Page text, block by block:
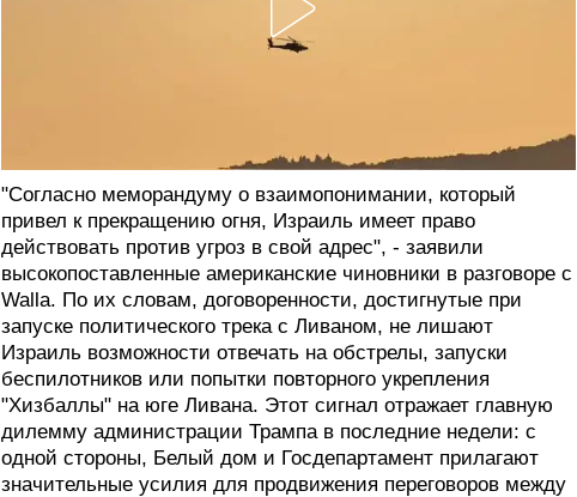
"Согласно меморандуму о взаимопонимании, который
привел к прекращению огня, Израиль имеет право
действовать против угроз в свой адрес", - заявили
высокопоставленные американские чиновники в разговоре с
Walla. По их словам, договоренности, достигнутые при
запуске политического трека с Ливаном, не лишают
Израиль возможности отвечать на обстрелы, запуски
беспилотников или попытки повторного укрепления
"Хизбаллы" на юге Ливана. Этот сигнал отражает главную
дилемму администрации Трампа в последние недели: с
одной стороны, Белый дом и Госдепартамент прилагают
значительные усилия для продвижения переговоров между